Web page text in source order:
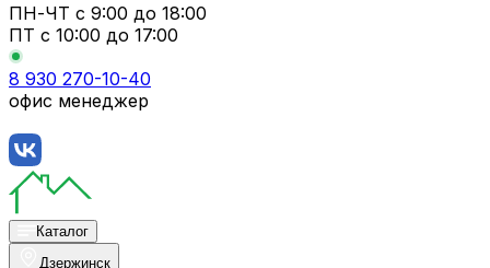
ПН-ЧТ с 9:00 до 18:00
ПТ с 10:00 до 17:00
8 930 270-10-40
офис менеджер
Каталог
Дзержинск